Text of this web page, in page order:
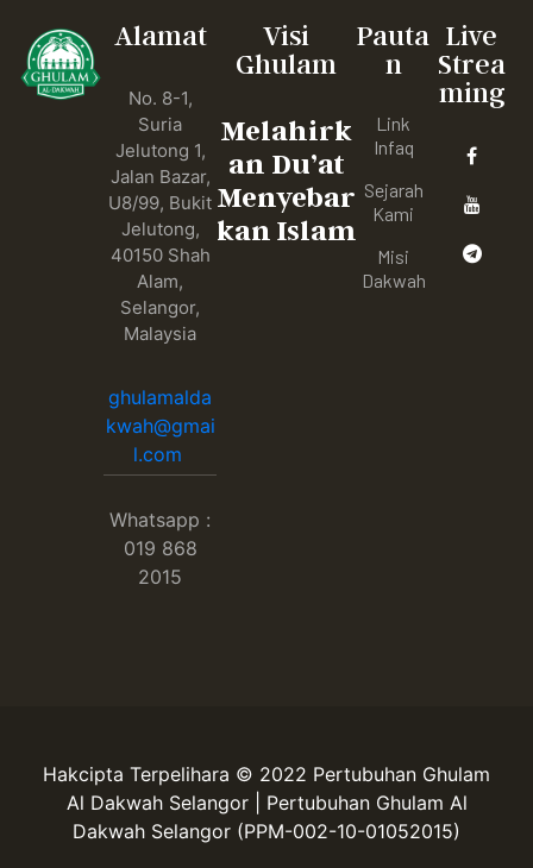
Alamat
No. 8-1,
Suria
Jelutong 1,
Jalan Bazar,
U8/99, Bukit
Jelutong,
40150 Shah
Alam,
Selangor,
Malaysia
ghulamalda
kwah@gmai
l.com
Whatsapp :
019 868
2015
Visi
Ghulam
Melahirk
an Du’at
Menyebar
kan Islam
Pauta
n
Link
Infaq
Sejarah
Kami
Misi
Dakwah
Live
Strea
ming
Hakcipta Terpelihara © 2022 Pertubuhan Ghulam
Al Dakwah Selangor | Pertubuhan Ghulam Al
Dakwah Selangor (PPM-002-10-01052015)